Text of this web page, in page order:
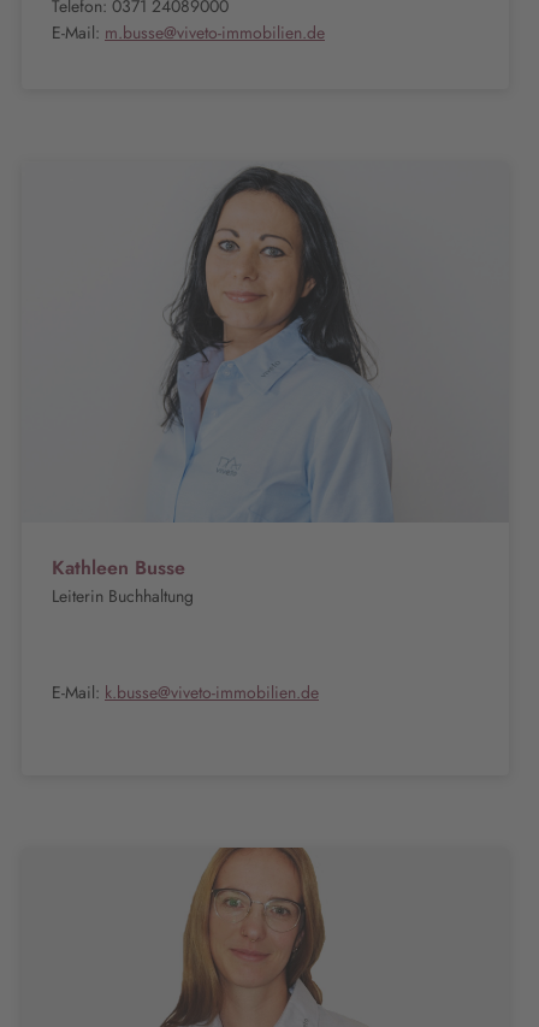
Telefon: 0371 24089000
E-Mail: m.busse@viveto-immobilien.de
Kathleen Busse
Leiterin Buchhaltung
E-Mail: k.busse@viveto-immobilien.de